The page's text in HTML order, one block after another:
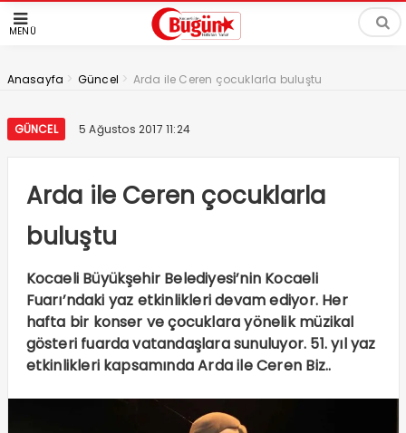
MENÜ
Anasayfa > Güncel > Arda ile Ceren çocuklarla buluştu
GÜNCEL 5 Ağustos 2017 11:24
Arda ile Ceren çocuklarla
buluştu
Kocaeli Büyükşehir Belediyesi’nin Kocaeli
Fuarı’ndaki yaz etkinlikleri devam ediyor. Her
hafta bir konser ve çocuklara yönelik müzikal
gösteri fuarda vatandaşlara sunuluyor. 51. yıl yaz
etkinlikleri kapsamında Arda ile Ceren Biz..